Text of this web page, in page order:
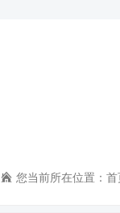
您当前所在位置： 首